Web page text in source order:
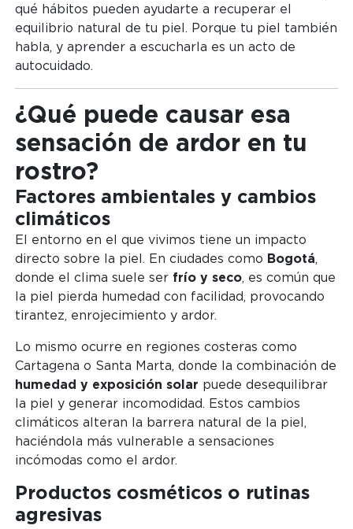
qué hábitos pueden ayudarte a recuperar el
equilibrio natural de tu piel. Porque tu piel también
habla, y aprender a escucharla es un acto de
autocuidado.
¿Qué puede causar esa
sensación de ardor en tu
rostro?
Factores ambientales y cambios
climáticos
El entorno en el que vivimos tiene un impacto
directo sobre la piel. En ciudades como Bogotá,
donde el clima suele ser frío y seco, es común que
la piel pierda humedad con facilidad, provocando
tirantez, enrojecimiento y ardor.
Lo mismo ocurre en regiones costeras como
Cartagena o Santa Marta, donde la combinación de
humedad y exposición solar puede desequilibrar
la piel y generar incomodidad. Estos cambios
climáticos alteran la barrera natural de la piel,
haciéndola más vulnerable a sensaciones
incómodas como el ardor.
Productos cosméticos o rutinas
agresivas